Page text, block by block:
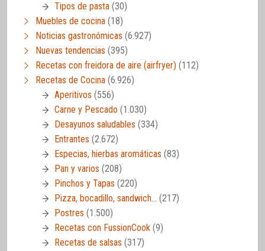
Tipos de pasta (30)
Muebles de cocina (18)
Noticias gastronómicas (6.927)
Nuevas tendencias (395)
Recetas con freidora de aire (airfryer) (112)
Recetas de Cocina (6.926)
Aperitivos (556)
Carne y Pescado (1.030)
Desayunos saludables (334)
Entrantes (2.672)
Especias, hierbas aromáticas (83)
Pan y varios (208)
Pinchos y Tapas (220)
Pizza, bocadillo, sandwich… (217)
Postres (1.500)
Recetas con FussionCook (9)
Recetas de salsas (317)